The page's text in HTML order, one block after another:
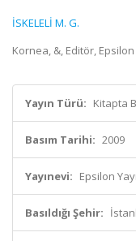
İSKELELİ M. G.
Kornea, &, Editör,
Yayın Türü: Kitapta
Basım Tarihi: 2009
Yayınevi: Epsilon
Basıldığı Şehir: